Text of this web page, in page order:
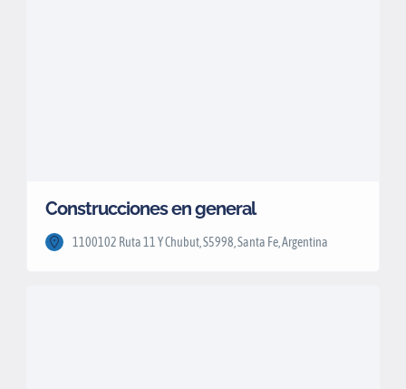
Construcciones en general
1100102 Ruta 11 Y Chubut, S5998, Santa Fe, Argentina